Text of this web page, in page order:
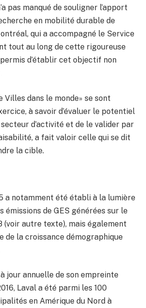
pas manqué de souligner l’apport
en mobilité durable de
qui a accompagné le Service
tout au long de cette rigoureuse
d’établir cet objectif non
Villes dans le monde» se sont
à savoir d’évaluer le potentiel
d’activité et de le valider par
a fait valoir celle qui se dit
la cible.
a notamment été établi à la lumière
émissions de GES générées sur le
(voir autre texte), mais également
de la croissance démographique
jour annuelle de son empreinte
Laval a été parmi les 100
en Amérique du Nord à